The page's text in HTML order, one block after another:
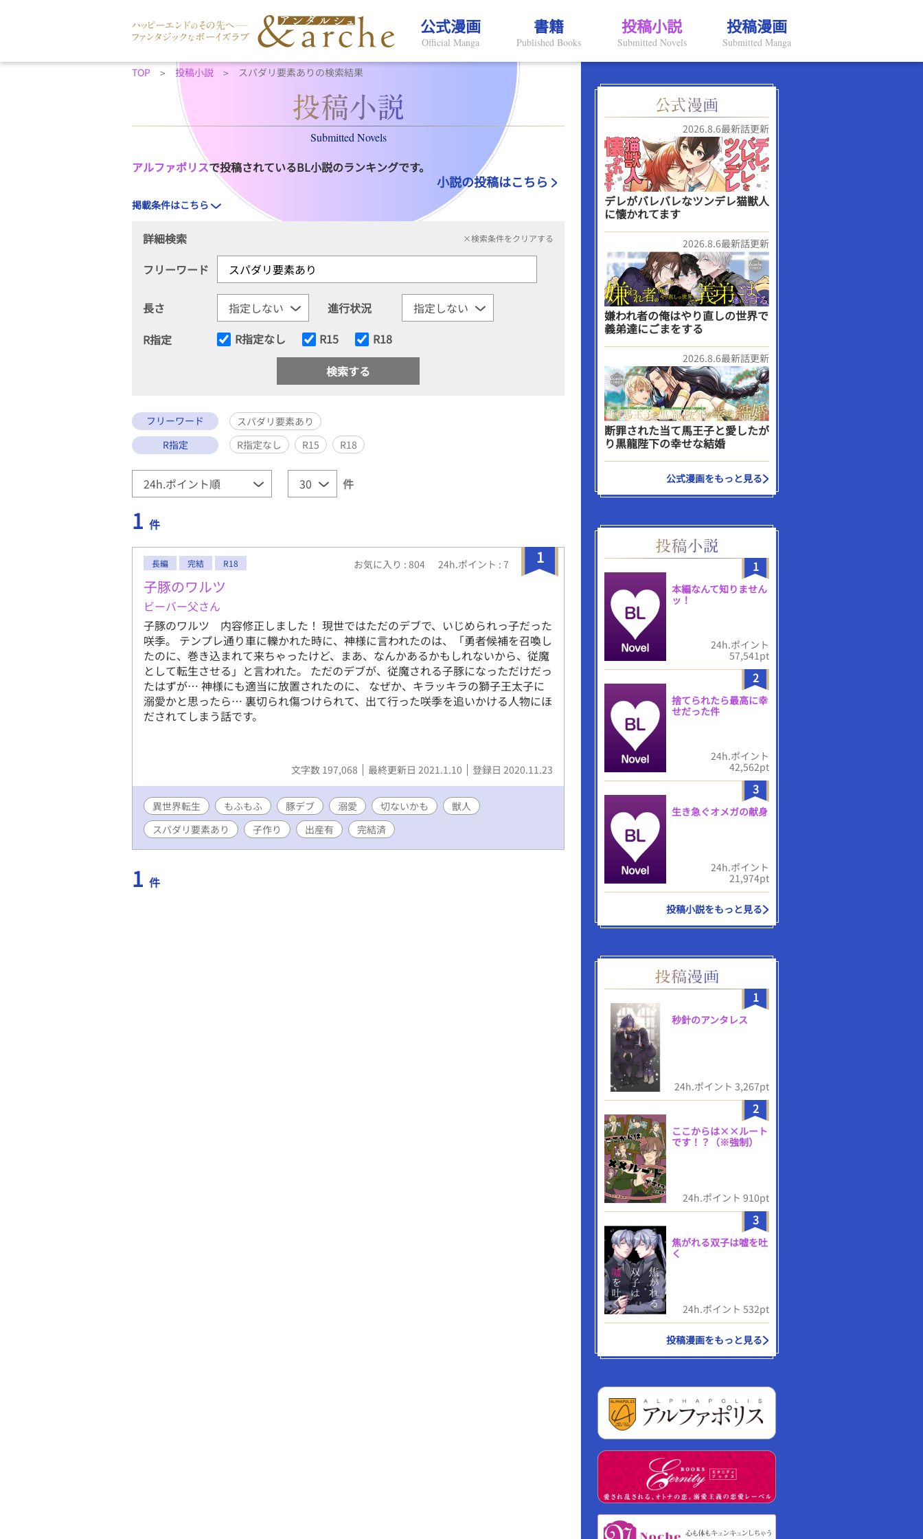
公式漫画
Official Manga
書籍
Published Books
投稿小説
Submitted Novels
投稿漫画
Submitted Manga
TOP 投稿小説 スパダリ要素ありの検索結果
Submitted Novels
アルファポリスで投稿されているBL小説のランキングです。
小説の投稿はこちら
掲載条件はこちら
詳細検索 ×検索条件をクリアする
フリーワード
長さ
進行状況
R指定
R指定なし R15 R18
フリーワード
スパダリ要素あり
R指定
R指定なし R15 R18
件
1 件
1
長編 完結 R18 お気に入り : 804 24h.ポイント : 7
子豚のワルツ
ビーバー父さん
子豚のワルツ 内容修正しました！ 現世ではただのデブで、いじめられっ子だった
咲季。 テンプレ通り車に轢かれた時に、神様に言われたのは、「勇者候補を召喚し
たのに、巻き込まれて来ちゃったけど、まあ、なんかあるかもしれないから、従魔
として転生させる」と言われた。 ただのデブが、従魔される子豚になっただけだっ
たはずが… 神様にも適当に放置されたのに、 なぜか、キラッキラの獅子王太子に
溺愛かと思ったら… 裏切られ傷つけられて、出て行った咲季を追いかける人物にほ
だされてしまう話です。
文字数 197,068 最終更新日 2021.1.10 登録日 2020.11.23
異世界転生 もふもふ 豚デブ 溺愛 切ないかも
獣人
スパダリ要素あり
子作り 出産有 完結済
1 件
2026.8.6最新話更新
デレがバレバレなツンデレ猫獣人
に懐かれてます
2026.8.6最新話更新
嫌われ者の俺はやり直しの世界で
義弟達にごまをする
2026.8.6最新話更新
断罪された当て馬王子と愛したが
り黒龍陛下の幸せな結婚
公式漫画をもっと見る
1
本編なんて知りません
ッ！
24h.ポイント
57,541pt
2
捨てられたら最高に幸
せだった件
24h.ポイント
42,562pt
3
生き急ぐオメガの献身
24h.ポイント
21,974pt
投稿小説をもっと見る
1
秒針のアンタレス
24h.ポイント 3,267pt
2
ここからは××ルート
です！？（※強制）
24h.ポイント 910pt
3
焦がれる双子は嘘を吐
く
24h.ポイント 532pt
投稿漫画をもっと見る